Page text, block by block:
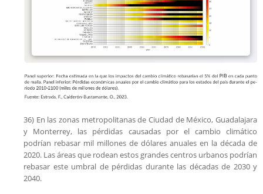
36) En las zonas metropolitanas de Ciudad de México, Guadalajara
y Monterrey, las pérdidas causadas por el cambio climático
podrían rebasar mil millones de dólares anuales en la década de
2020. Las áreas que rodean estos grandes centros urbanos podrían
rebasar este umbral de pérdidas durante las décadas de 2030 y
2040.